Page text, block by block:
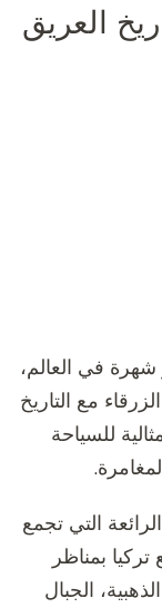
العريق
شهرة في العالم،
مع التاريخ
للسياحة
التي تجمع
تركيا بمناظر
الجبال